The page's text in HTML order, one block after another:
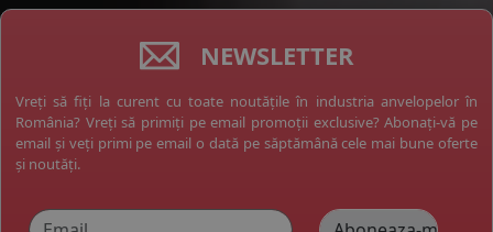
NEWSLETTER
Vreți să fiți la curent cu toate noutățile în industria anvelopelor în
România? Vreți să primiți pe email promoții exclusive? Abonați-vă pe
email și veți primi pe email o dată pe săptămână cele mai bune oferte
și noutăți.